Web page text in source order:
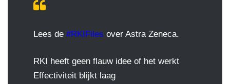
Lees de #RKIFiles over Astra Zeneca.
RKI heeft geen flauw idee of het werkt
Effectiviteit blijkt laag